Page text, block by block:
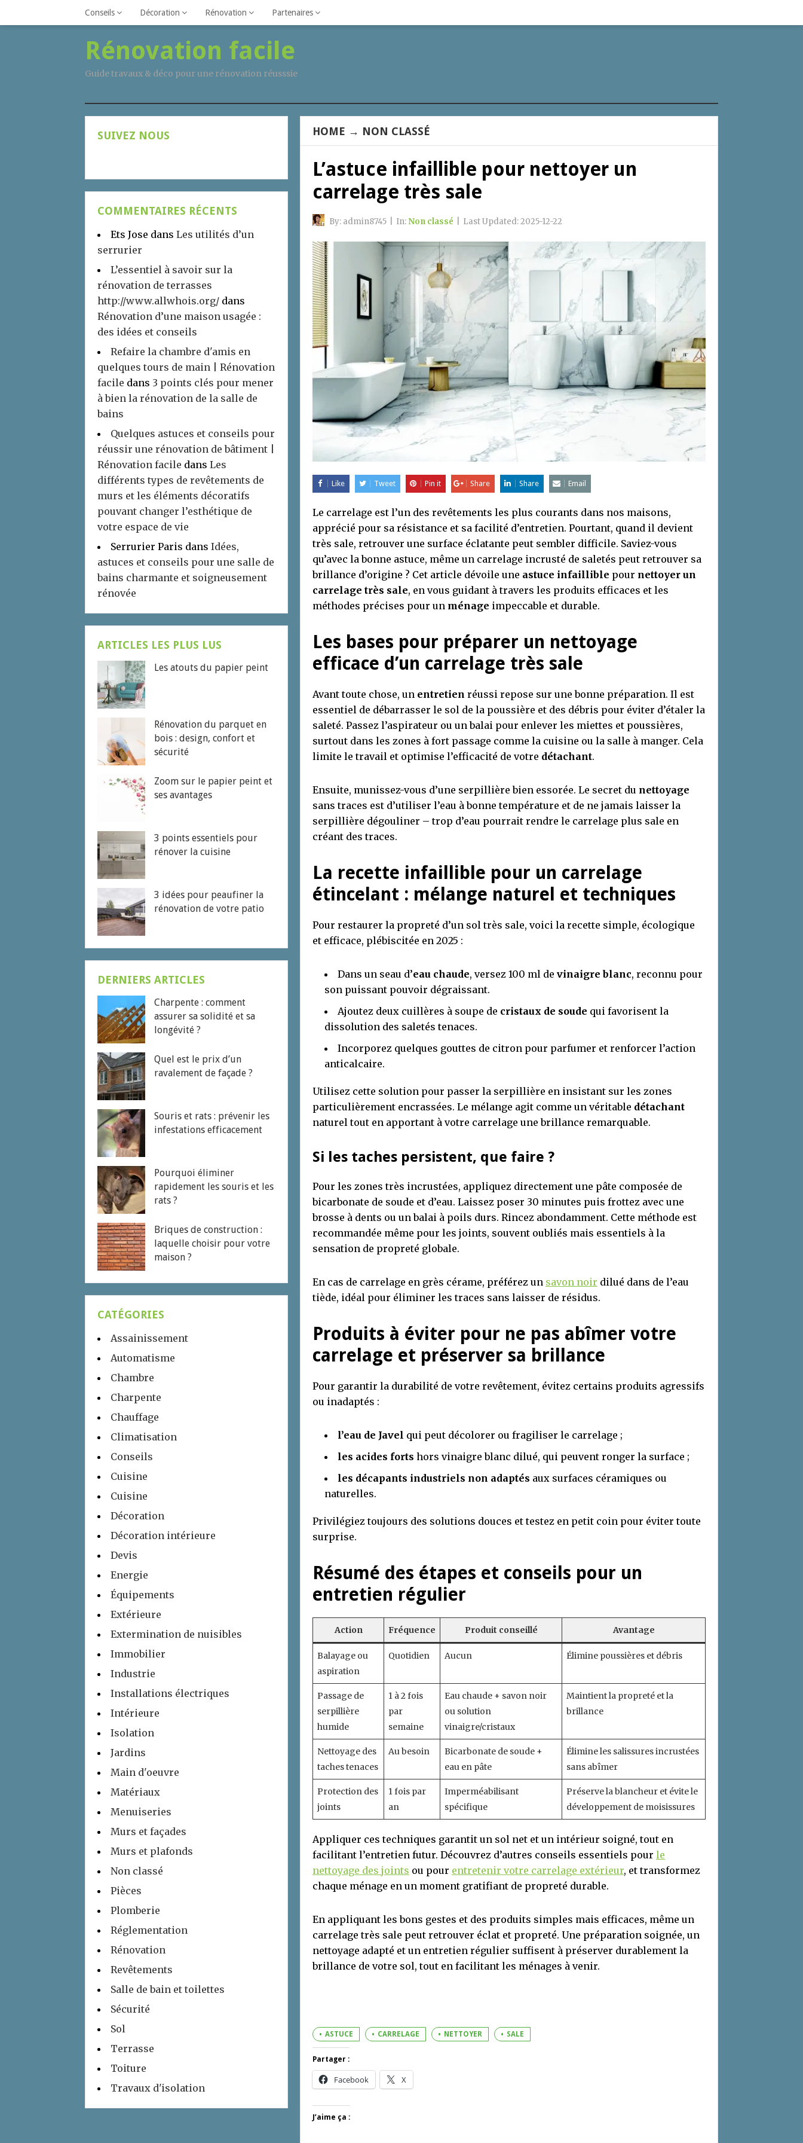
Conseils Décoration Rénovation Partenaires
Rénovation facile
Guide travaux & déco pour une rénovation réusssie
HOME → NON CLASSÉ
L’astuce infaillible pour nettoyer un
carrelage très sale
By: admin8745 In:Non classé Last Updated:2025-12-22
Like Tweet Pin it Share Share Email
Le carrelage est l’un des revêtements les plus courants dans nos maisons,
apprécié pour sa résistance et sa facilité d’entretien. Pourtant, quand il devient
très sale, retrouver une surface éclatante peut sembler difficile. Saviez-vous
qu’avec la bonne astuce, même un carrelage incrusté de saletés peut retrouver sa
brillance d’origine ? Cet article dévoile une astuce infaillible pour nettoyer un
carrelage très sale, en vous guidant à travers les produits efficaces et les
méthodes précises pour un ménage impeccable et durable.
Les bases pour préparer un nettoyage
efficace d’un carrelage très sale
Avant toute chose, un entretien réussi repose sur une bonne préparation. Il est
essentiel de débarrasser le sol de la poussière et des débris pour éviter d’étaler la
saleté. Passez l’aspirateur ou un balai pour enlever les miettes et poussières,
surtout dans les zones à fort passage comme la cuisine ou la salle à manger. Cela
limite le travail et optimise l’efficacité de votre détachant.
Ensuite, munissez-vous d’une serpillière bien essorée. Le secret du nettoyage
sans traces est d’utiliser l’eau à bonne température et de ne jamais laisser la
serpillière dégouliner – trop d’eau pourrait rendre le carrelage plus sale en
créant des traces.
La recette infaillible pour un carrelage
étincelant : mélange naturel et techniques
Pour restaurer la propreté d’un sol très sale, voici la recette simple, écologique
et efficace, plébiscitée en 2025 :
Dans un seau d’eau chaude, versez 100 ml de vinaigre blanc, reconnu pour
son puissant pouvoir dégraissant.
Ajoutez deux cuillères à soupe de cristaux de soude qui favorisent la
dissolution des saletés tenaces.
Incorporez quelques gouttes de citron pour parfumer et renforcer l’action
anticalcaire.
Utilisez cette solution pour passer la serpillière en insistant sur les zones
particulièrement encrassées. Le mélange agit comme un véritable détachant
naturel tout en apportant à votre carrelage une brillance remarquable.
Si les taches persistent, que faire ?
Pour les zones très incrustées, appliquez directement une pâte composée de
bicarbonate de soude et d’eau. Laissez poser 30 minutes puis frottez avec une
brosse à dents ou un balai à poils durs. Rincez abondamment. Cette méthode est
recommandée même pour les joints, souvent oubliés mais essentiels à la
sensation de propreté globale.
En cas de carrelage en grès cérame, préférez un savon noir dilué dans de l’eau
tiède, idéal pour éliminer les traces sans laisser de résidus.
Produits à éviter pour ne pas abîmer votre
carrelage et préserver sa brillance
Pour garantir la durabilité de votre revêtement, évitez certains produits agressifs
ou inadaptés :
l’eau de Javel qui peut décolorer ou fragiliser le carrelage ;
les acides forts hors vinaigre blanc dilué, qui peuvent ronger la surface ;
les décapants industriels non adaptés aux surfaces céramiques ou
naturelles.
Privilégiez toujours des solutions douces et testez en petit coin pour éviter toute
surprise.
Résumé des étapes et conseils pour un
entretien régulier
Action Fréquence Produit conseillé Avantage
Balayage ou
aspiration
Quotidien Aucun Élimine poussières et débris
Passage de
serpillière
humide
1 à 2 fois
par
semaine
Eau chaude + savon noir
ou solution
vinaigre/cristaux
Maintient la propreté et la
brillance
Nettoyage des
taches tenaces
Au besoin
Bicarbonate de soude +
eau en pâte
Élimine les salissures incrustées
sans abîmer
Protection des
joints
1 fois par
an
Imperméabilisant
spécifique
Préserve la blancheur et évite le
développement de moisissures
Appliquer ces techniques garantit un sol net et un intérieur soigné, tout en
facilitant l’entretien futur. Découvrez d’autres conseils essentiels pour le
nettoyage des joints ou pour entretenir votre carrelage extérieur, et transformez
chaque ménage en un moment gratifiant de propreté durable.
En appliquant les bons gestes et des produits simples mais efficaces, même un
carrelage très sale peut retrouver éclat et propreté. Une préparation soignée, un
nettoyage adapté et un entretien régulier suffisent à préserver durablement la
brillance de votre sol, tout en facilitant les ménages à venir.
ASTUCE CARRELAGE NETTOYER SALE
Partager :
Facebook X
J’aime ça :
SUIVEZ NOUS
COMMENTAIRES RÉCENTS
Ets Jose dans Les utilités d’un
serrurier
L’essentiel à savoir sur la
rénovation de terrasses
http://www.allwhois.org/ dans
Rénovation d’une maison usagée :
des idées et conseils
Refaire la chambre d'amis en
quelques tours de main | Rénovation
facile dans 3 points clés pour mener
à bien la rénovation de la salle de
bains
Quelques astuces et conseils pour
réussir une rénovation de bâtiment |
Rénovation facile dans Les
différents types de revêtements de
murs et les éléments décoratifs
pouvant changer l’esthétique de
votre espace de vie
Serrurier Paris dans Idées,
astuces et conseils pour une salle de
bains charmante et soigneusement
rénovée
ARTICLES LES PLUS LUS
Les atouts du papier peint
Rénovation du parquet en
bois : design, confort et
sécurité
Zoom sur le papier peint et
ses avantages
3 points essentiels pour
rénover la cuisine
3 idées pour peaufiner la
rénovation de votre patio
DERNIERS ARTICLES
Charpente : comment
assurer sa solidité et sa
longévité ?
Quel est le prix d’un
ravalement de façade ?
Souris et rats : prévenir les
infestations efficacement
Pourquoi éliminer
rapidement les souris et les
rats ?
Briques de construction :
laquelle choisir pour votre
maison ?
CATÉGORIES
Assainissement
Automatisme
Chambre
Charpente
Chauffage
Climatisation
Conseils
Cuisine
Cuisine
Décoration
Décoration intérieure
Devis
Energie
Équipements
Extérieure
Extermination de nuisibles
Immobilier
Industrie
Installations électriques
Intérieure
Isolation
Jardins
Main d'oeuvre
Matériaux
Menuiseries
Murs et façades
Murs et plafonds
Non classé
Pièces
Plomberie
Réglementation
Rénovation
Revêtements
Salle de bain et toilettes
Sécurité
Sol
Terrasse
Toiture
Travaux d'isolation